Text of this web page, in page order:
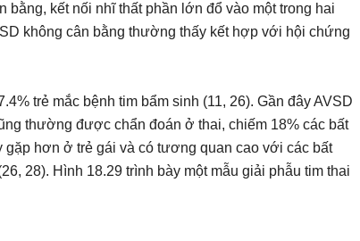
bằng, kết nối nhĩ thất phần lớn đổ vào một trong hai
không cân bằng thường thấy kết hợp với hội chứng
trẻ mắc bệnh tim bẩm sinh (11, 26). Gần đây AVSD
thường được chẩn đoán ở thai, chiếm 18% các bất
hơn ở trẻ gái và có tương quan cao với các bất
28). Hình 18.29 trình bày một mẫu giải phẫu tim thai